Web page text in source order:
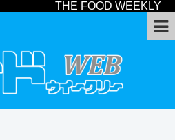
THE FOOD WEEKLY